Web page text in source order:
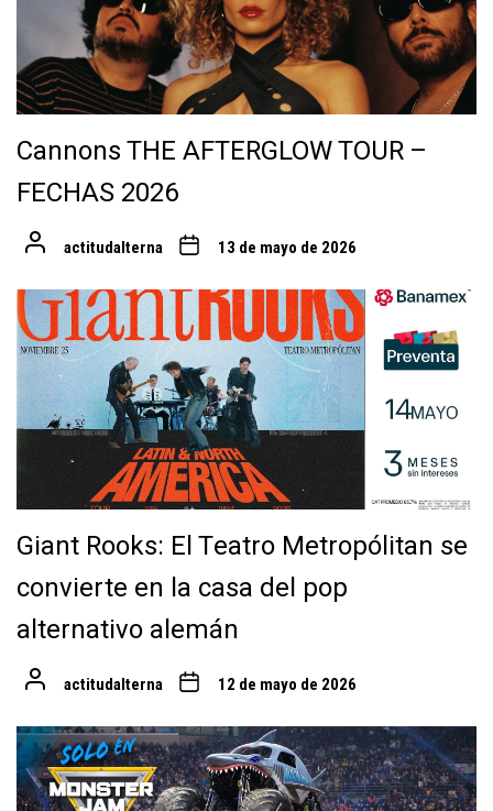
Cannons THE AFTERGLOW TOUR –
FECHAS 2026
actitudalterna 13 de mayo de 2026
Giant Rooks: El Teatro Metropólitan se
convierte en la casa del pop
alternativo alemán
actitudalterna 12 de mayo de 2026